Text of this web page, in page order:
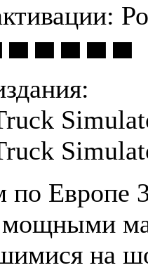
▀ ▀ ▀ ▀ ▀
по Европе
на